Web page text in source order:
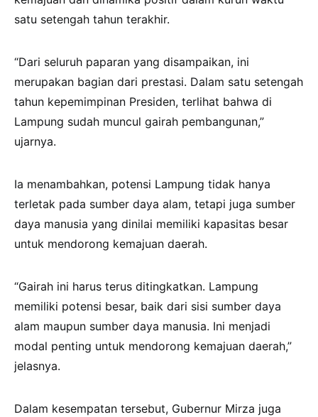
satu setengah tahun terakhir.
“Dari seluruh paparan yang disampaikan, ini
merupakan bagian dari prestasi. Dalam satu setengah
tahun kepemimpinan Presiden, terlihat bahwa di
Lampung sudah muncul gairah pembangunan,”
ujarnya.
Ia menambahkan, potensi Lampung tidak hanya
terletak pada sumber daya alam, tetapi juga sumber
daya manusia yang dinilai memiliki kapasitas besar
untuk mendorong kemajuan daerah.
“Gairah ini harus terus ditingkatkan. Lampung
memiliki potensi besar, baik dari sisi sumber daya
alam maupun sumber daya manusia. Ini menjadi
modal penting untuk mendorong kemajuan daerah,”
jelasnya.
Dalam kesempatan tersebut, Gubernur Mirza juga